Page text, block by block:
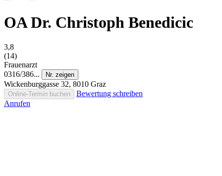
OA Dr. Christoph Benedicic
3,8
(14)
Frauenarzt
0316/386...
Nr. zeigen
Wickenburggasse 32, 8010 Graz
Online-Termin buchen
Bewertung schreiben
Anrufen